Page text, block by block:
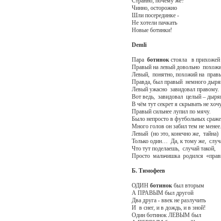
Чинно, осторожно
Шли посерединке -
Не хотели пачкать
Новые ботинки!
Demli
Паработинок стояла в
Правый на левый довольно
Левый, понятно, похожий на
Правда, был правый немного
Левый ужасно завидовал правому.
Вот ведь, завидовал целый –
В чём тут секрет я скрывать не
Правый сильнее лупил по мячу.
Было непросто в футбольных
Много голов он забил тем не менее.
Левый (но это, конечно же, тайна)
Только один… Да, к тому же,
Что тут поделаешь, случай такой,
Просто мальчишка родился
Б. Тимофеев
ОДИНботинок был вторым
А ПРАВЫМ был другой
Два друга - ввек не разлучить
И в снег, и в дождь, и в зной!
Один ботинок ЛЕВЫМ был